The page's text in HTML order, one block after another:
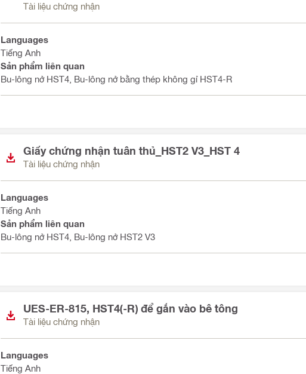
Tài liệu chứng nhận
Languages
Tiếng Anh
Sản phẩm liên quan
Bu-lông nở HST4, Bu-lông nở bằng thép không gỉ HST4-R
Giấy chứng nhận tuân thủ_HST2 V3_HST 4
Tài liệu chứng nhận
Languages
Tiếng Anh
Sản phẩm liên quan
Bu-lông nở HST4, Bu-lông nở HST2 V3
UES-ER-815, HST4(-R) để gắn vào bê tông
Tài liệu chứng nhận
Languages
Tiếng Anh